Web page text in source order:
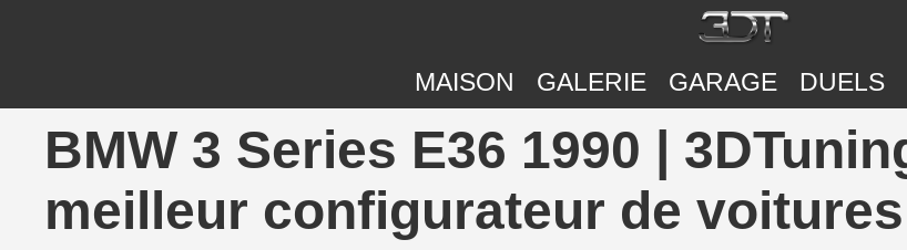
MAISON GALERIE GARAGE DUELS
BMW 3 Series E36 1990 |
meilleur configurateur de